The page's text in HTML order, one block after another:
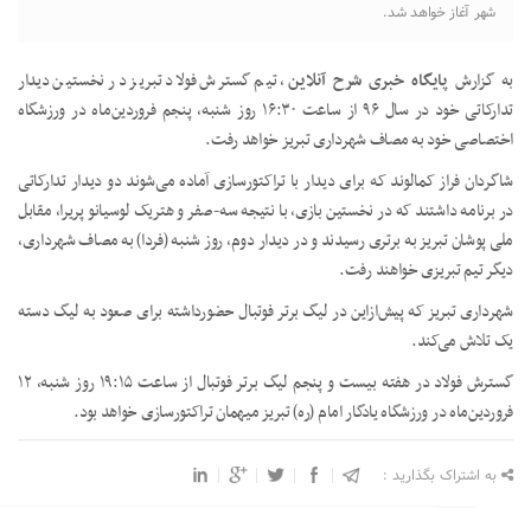
شهر آغاز خواهد شد.
به گزارشپایگاه خبری شرح آنلاین، تیم گسترش فولاد تبریز در نخستین دیدار
تدارکاتی خود در سال ۹۶ از ساعت ۱۶:۳۰ روز شنبه، پنجم فروردین‌ماه در ورزشگاه
اختصاصی خود به مصاف شهرداری تبریز خواهد رفت.
شاگردان فراز کمالوند که برای دیدار با تراکتورسازی آماده می‌شوند دو دیدار تدارکاتی
در برنامه داشتند که در نخستین بازی، با نتیجه سه-صفر و هتریک لوسیانو پریرا، مقابل
ملی پوشان تبریز به برتری رسیدند و در دیدار دوم، روز شنبه (فردا) به مصاف شهرداری،
دیگر تیم تبریزی خواهند رفت.
شهرداری تبریز که پیش‌ازاین در لیگ برتر فوتبال حضورداشته برای صعود به لیگ دسته
یک تلاش می‌کند.
گسترش فولاد در هفته بیست و پنجم لیگ برتر فوتبال از ساعت ۱۹:۱۵ روز شنبه، ۱۲
فروردین‌ماه در ورزشگاه یادگار امام (ره) تبریز میهمان تراکتورسازی خواهد بود.
به اشتراک بگذارید :